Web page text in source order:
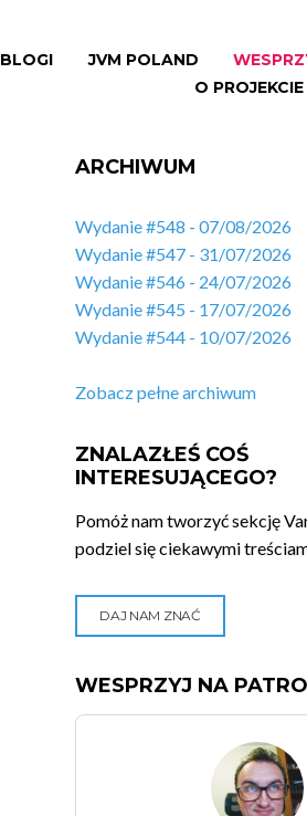
BLOGI JVM POLAND
O
ARCHIWUM
Wydanie #548 - 07/08/2026
Wydanie #547 - 31/07/2026
Wydanie #546 - 24/07/2026
Wydanie #545 - 17/07/2026
Wydanie #544 - 10/07/2026
Zobacz pełne archiwum
ZNALAZŁEŚ COŚ
INTERESUJĄCEGO?
Pomóż nam tworzyć sekcję
podziel się ciekawymi
DAJ NAM ZNAĆ
WESPRZYJ NA